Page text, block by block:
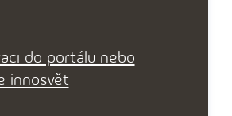
do portálu nebo
innosvět